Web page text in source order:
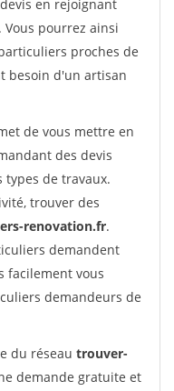
en rejoignant
pourrez ainsi
proches de
besoin d'un artisan
de vous mettre en
des devis
types de travaux.
trouver des
renovation.fr.
demandent
facilement vous
demandeurs de
du réseau trouver-
demande gratuite et